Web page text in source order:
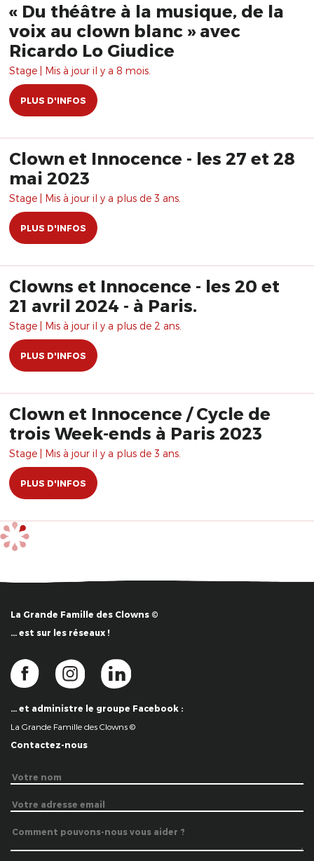
« Du théâtre à la musique, de la
voix au clown blanc » avec
Ricardo Lo Giudice
Stage | Mis à jour il y a 8 mois.
PLUS D'INFOS
Clown et Innocence - les 27 et 28
mai 2023
Stage | Mis à jour il y a plus de 3 ans.
PLUS D'INFOS
Clowns et Innocence - les 20 et
21 avril 2024 - à Paris.
Stage | Mis à jour il y a plus de 2 ans.
PLUS D'INFOS
Clown et Innocence / Cycle de
trois Week-ends à Paris 2023
Stage | Mis à jour il y a plus de 3 ans.
PLUS D'INFOS
La Grande Famille des Clowns ©
… est sur les réseaux !
… et administre le groupe Facebook :
La Grande Famille des Clowns ©
Contactez-nous